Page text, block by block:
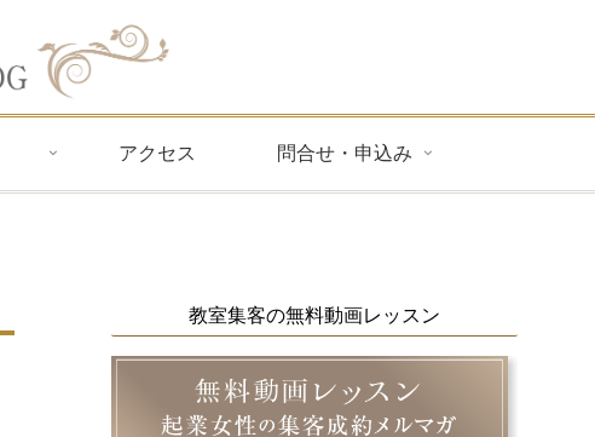
アクセス 問合せ・申込み
教室集客の無料動画レッスン